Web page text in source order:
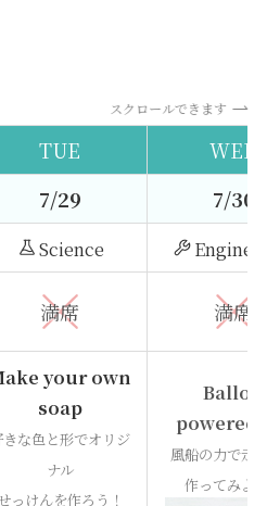
スクロールできます
TUE
WED
7/29 7/30
Science
満席 満席
your own
soap
きな色と形でオリジ
ナル
っけんを作ろう！
Ballon
powered
風船の力で走
作ってみよ